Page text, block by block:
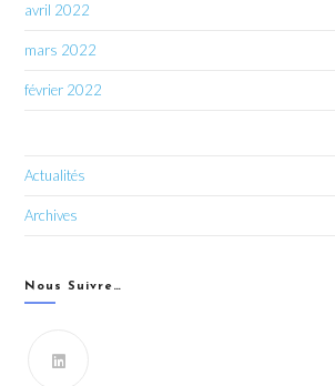
avril 2022
mars 2022
février 2022
Actualités
Archives
Nous Suivre…
Vous souhaitez recevoir les